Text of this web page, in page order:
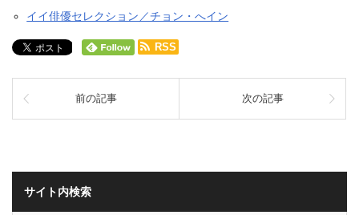
イイ俳優セレクション／チョン・へイン
RSS
前の記事 次の記事
サイト内検索